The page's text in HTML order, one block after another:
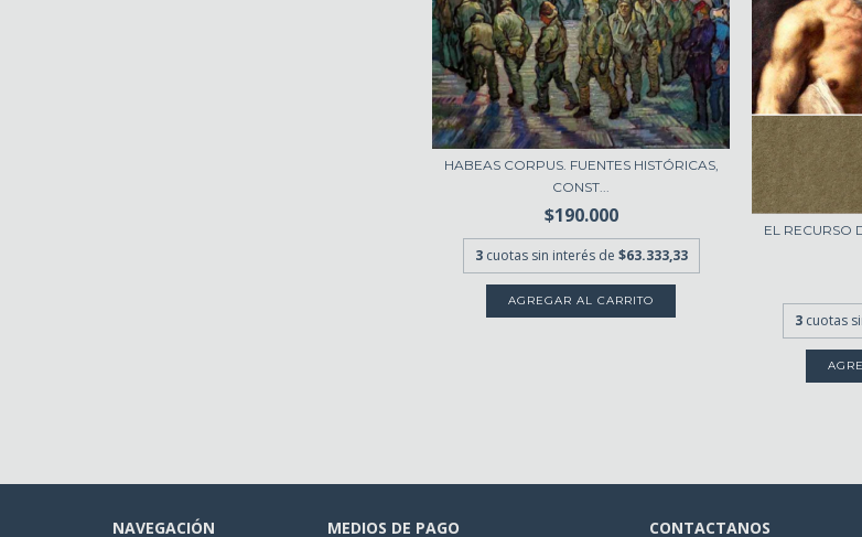
HABEAS CORPUS. FUENTES HISTÓRICAS,
CONST...
$190.000
3 cuotas sin interés de $63.333,33
EL RECURSO
3 cuotas
NAVEGACIÓN MEDIOS DE PAGO CONTACTANOS